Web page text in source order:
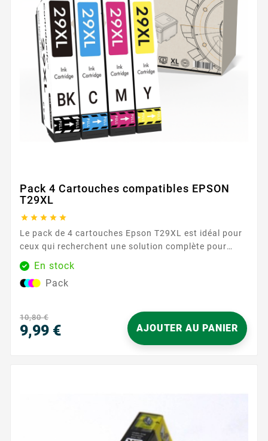
Pack 4 Cartouches compatibles EPSON
T29XL
    
Le pack de 4 cartouches Epson T29XL est idéal pour
ceux qui recherchent une solution complète pour
leurs besoins d'impression. Comprenant une
cartouche de chaque couleur (noir, cyan, magenta et
jaune), ce pack assure une couverture complète pour
d'impression exceptionnelle. Caractéristiques
En stock
Pack
10,80 €
9,99 € AJOUTER AU PANIER